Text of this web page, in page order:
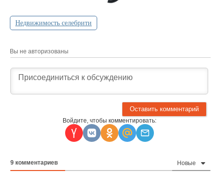
Недвижимость селебрити
Вы не авторизованы
Войдите, чтобы комментировать:
9 комментариев Новые